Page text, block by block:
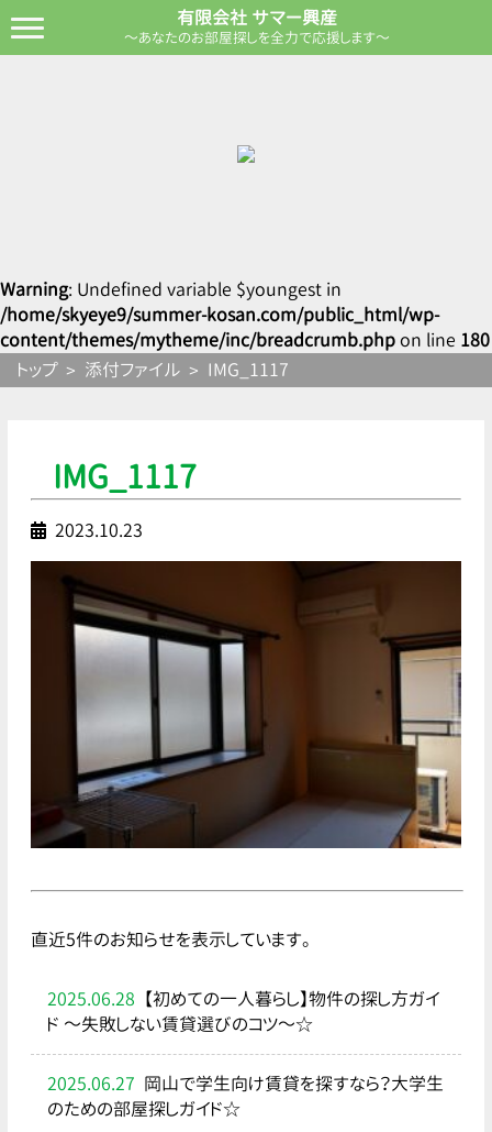
有限会社 サマー興産
～あなたのお部屋探しを全力で応援します～
Warning: Undefined variable $youngest in
/home/skyeye9/summer-kosan.com/public_html/wp-
content/themes/mytheme/inc/breadcrumb.phpon line 180
トップ
添付ファイル IMG_1117
IMG_1117
2023.10.23
直近5件のお知らせを表示しています。
2025.06.28 【初めての一人暮らし】物件の探し方ガイ
ド ～失敗しない賃貸選びのコツ～☆
2025.06.27 岡山で学生向け賃貸を探すなら？大学生
のための部屋探しガイド☆